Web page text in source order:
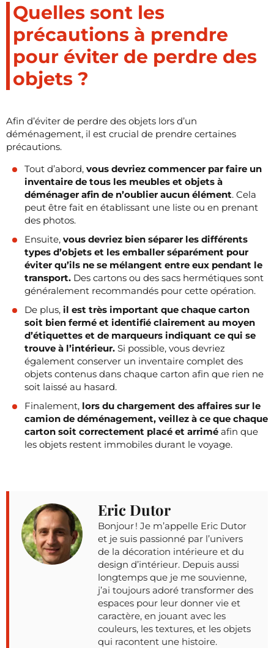
Quelles sont les
précautions à prendre
pour éviter de perdre des
objets ?
Afin d’éviter de perdre des objets lors d’un
déménagement, il est crucial de prendre certaines
précautions.
Tout d’abord, vous devriez commencer par faire un
inventaire de tous les meubles et objets à
déménager afin de n’oublier aucun élément. Cela
peut être fait en établissant une liste ou en prenant
des photos.
Ensuite, vous devriez bien séparer les différents
types d’objets et les emballer séparément pour
éviter qu’ils ne se mélangent entre eux pendant le
transport. Des cartons ou des sacs hermétiques sont
généralement recommandés pour cette opération.
De plus, il est très important que chaque carton
soit bien fermé et identifié clairement au moyen
d’étiquettes et de marqueurs indiquant ce qui se
trouve à l’intérieur. Si possible, vous devriez
également conserver un inventaire complet des
objets contenus dans chaque carton afin que rien ne
soit laissé au hasard.
Finalement, lors du chargement des affaires sur le
camion de déménagement, veillez à ce que chaque
carton soit correctement placé et arrimé afin que
les objets restent immobiles durant le voyage.
Eric Dutor
Bonjour ! Je m’appelle Eric Dutor
et je suis passionné par l’univers
de la décoration intérieure et du
design d’intérieur. Depuis aussi
longtemps que je me souvienne,
j’ai toujours adoré transformer des
espaces pour leur donner vie et
caractère, en jouant avec les
couleurs, les textures, et les objets
qui racontent une histoire.